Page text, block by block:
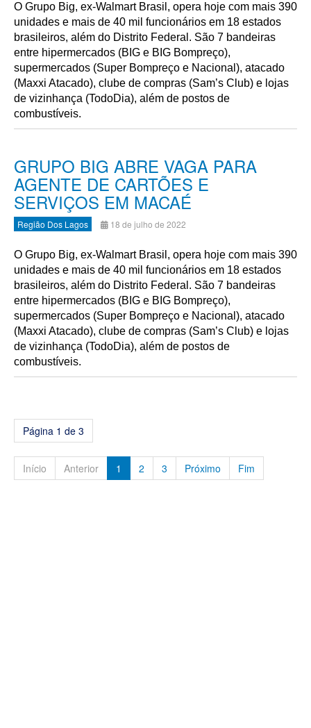
O Grupo Big, ex-Walmart Brasil, opera hoje com mais 390
unidades e mais de 40 mil funcionários em 18 estados
brasileiros, além do Distrito Federal. São 7 bandeiras
entre hipermercados (BIG e BIG Bompreço),
supermercados (Super Bompreço e Nacional), atacado
(Maxxi Atacado), clube de compras (Sam’s Club) e lojas
de vizinhança (TodoDia), além de postos de
combustíveis.
GRUPO BIG ABRE VAGA PARA
AGENTE DE CARTÕES E
SERVIÇOS EM MACAÉ
Região Dos Lagos 18 de julho de 2022
O Grupo Big, ex-Walmart Brasil, opera hoje com mais 390
unidades e mais de 40 mil funcionários em 18 estados
brasileiros, além do Distrito Federal. São 7 bandeiras
entre hipermercados (BIG e BIG Bompreço),
supermercados (Super Bompreço e Nacional), atacado
(Maxxi Atacado), clube de compras (Sam’s Club) e lojas
de vizinhança (TodoDia), além de postos de
combustíveis.
Página 1 de 3
Início Anterior 1 2 3 Próximo Fim